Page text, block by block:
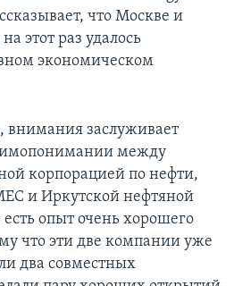
что Москве и
этот раз удалось
экономическом
внимания заслуживает
между
корпорацией по нефти,
и Иркутской нефтяной
опыт очень хорошего
что эти две компании уже
два совместных